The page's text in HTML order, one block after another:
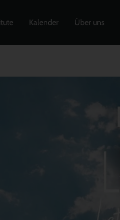
Kalender Über uns